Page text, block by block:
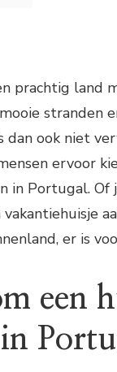
prachtig land
stranden
dan ook niet
ervoor
in Portugal. Of
er is
een